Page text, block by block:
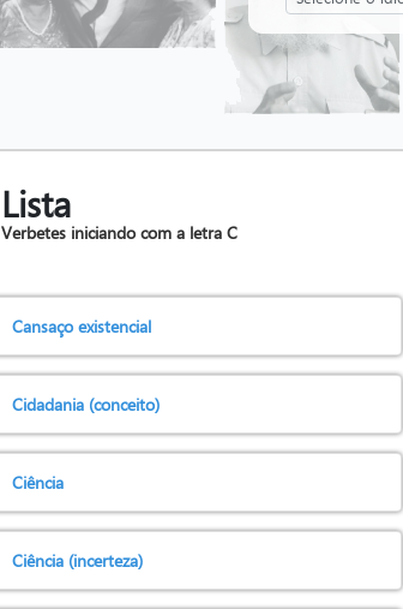
Lista
Verbetes iniciando com a letra C
Cansaço existencial
Cidadania (conceito)
Ciência
Ciência (incerteza)